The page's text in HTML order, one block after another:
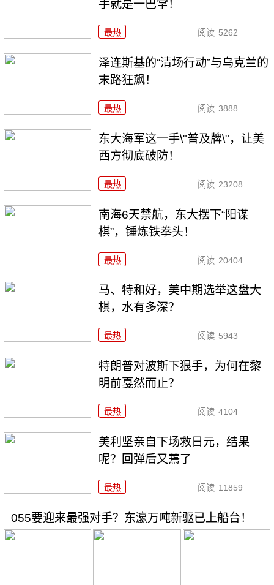
手就是一巴掌！
最热 阅读 5262
泽连斯基的“清场行动”与乌克兰的
末路狂飙！
最热 阅读 3888
东大海军这一手\"普及牌\"，让美
西方彻底破防！
最热 阅读 23208
南海6天禁航，东大摆下“阳谋
棋”，锤炼铁拳头！
最热 阅读 20404
马、特和好，美中期选举这盘大
棋，水有多深？
最热 阅读 5943
特朗普对波斯下狠手，为何在黎
明前戛然而止？
最热 阅读 4104
美利坚亲自下场救日元，结果
呢？回弹后又蔫了
最热 阅读 11859
055要迎来最强对手？东瀛万吨新驱已上船台！